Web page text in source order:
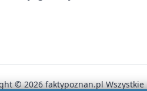
© 2026 faktypoznan.pl